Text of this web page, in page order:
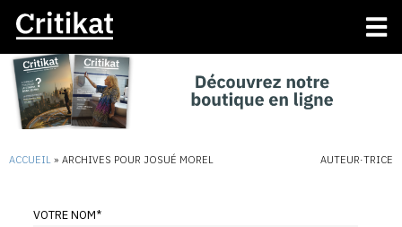
ACCUEIL » ARCHIVES POUR JOSUÉ MOREL AUTEUR·TRICE
VOTRE NOM*